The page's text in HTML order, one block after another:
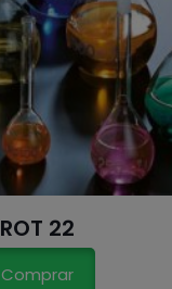
ROT 22
Comprar